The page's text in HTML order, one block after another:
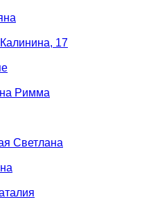
17
Римма
Светлана